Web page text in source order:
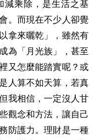
減乘除，是生活之基
。而現在不少人卻覺
拿來曬乾」，雖然有
為「月光族」，甚至
又怎麼能踏實呢？或
人算不如天算，若真
我相信，一定沒人甘
觀念和方法，讓自己
防護力。理財是一種